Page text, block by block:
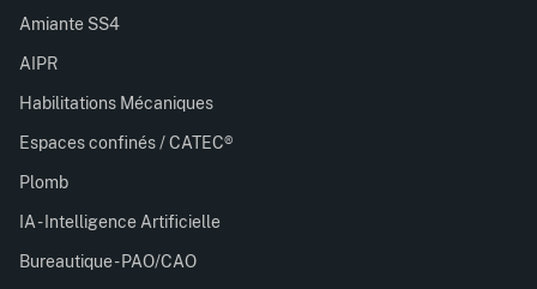
Amiante SS4
AIPR
Habilitations Mécaniques
Espaces confinés / CATEC®
Plomb
IA - Intelligence Artificielle
Bureautique - PAO/CAO